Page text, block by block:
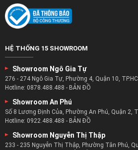
HỆ THỐNG 15 SHOWROOM
Showroom Ngô Gia Tự
276 - 274 Ngô Gia Tự, Phường 4, Quận 10,
Hotline: 0878.488.488 - BẢN ĐỒ
Showroom An Phú
Số 8 Lương Định Của, Phường An Phú, Quận 2,
Hotline: 0922.488.488 - BẢN ĐỒ
Showroom Nguyễn Thị Thập
233 - 235 Nguyễn Thị Thập, Phường Tân Phú,